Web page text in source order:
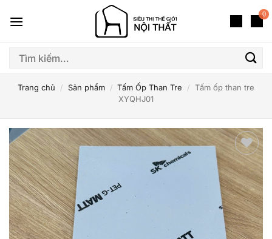
qua
dung
0
Tìm
Trang chủ / Sản phẩm / Tấm Ốp Than Tre / Tấm ốp than tre
XYQHJ01
Thêm
yêu
thích